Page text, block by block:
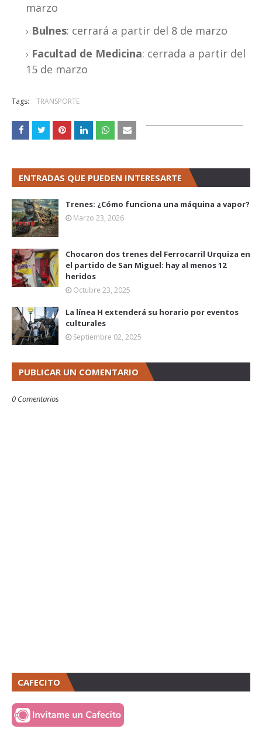
marzo
Bulnes: cerrará a partir del 8 de marzo
Facultad de Medicina: cerrada a partir del
15 de marzo
Tags: TRANSPORTE
ENTRADAS QUE PUEDEN INTERESARTE
Trenes: ¿Cómo funciona una máquina a vapor?
Marzo 23, 2026
Chocaron dos trenes del Ferrocarril Urquiza en
el partido de San Miguel: hay al menos 12
heridos
Octubre 23, 2025
La línea H extenderá su horario por eventos
culturales
Septiembre 02, 2025
PUBLICAR UN COMENTARIO
0 Comentarios
CAFECITO